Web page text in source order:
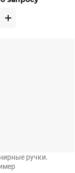
ручки.